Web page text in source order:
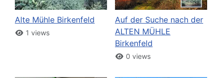
Alte Mühle Birkenfeld
1 views
Auf der Suche nach der
ALTEN MÜHLE
Birkenfeld
0 views